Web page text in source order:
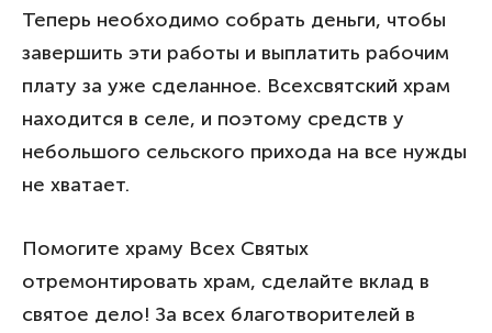
Теперь необходимо собрать деньги, чтобы
завершить эти работы и выплатить рабочим
плату за уже сделанное. Всехсвятский храм
находится в селе, и поэтому средств у
небольшого сельского прихода на все нужды
не хватает.
Помогите храму Всех Святых
отремонтировать храм, сделайте вклад в
святое дело! За всех благотворителей в